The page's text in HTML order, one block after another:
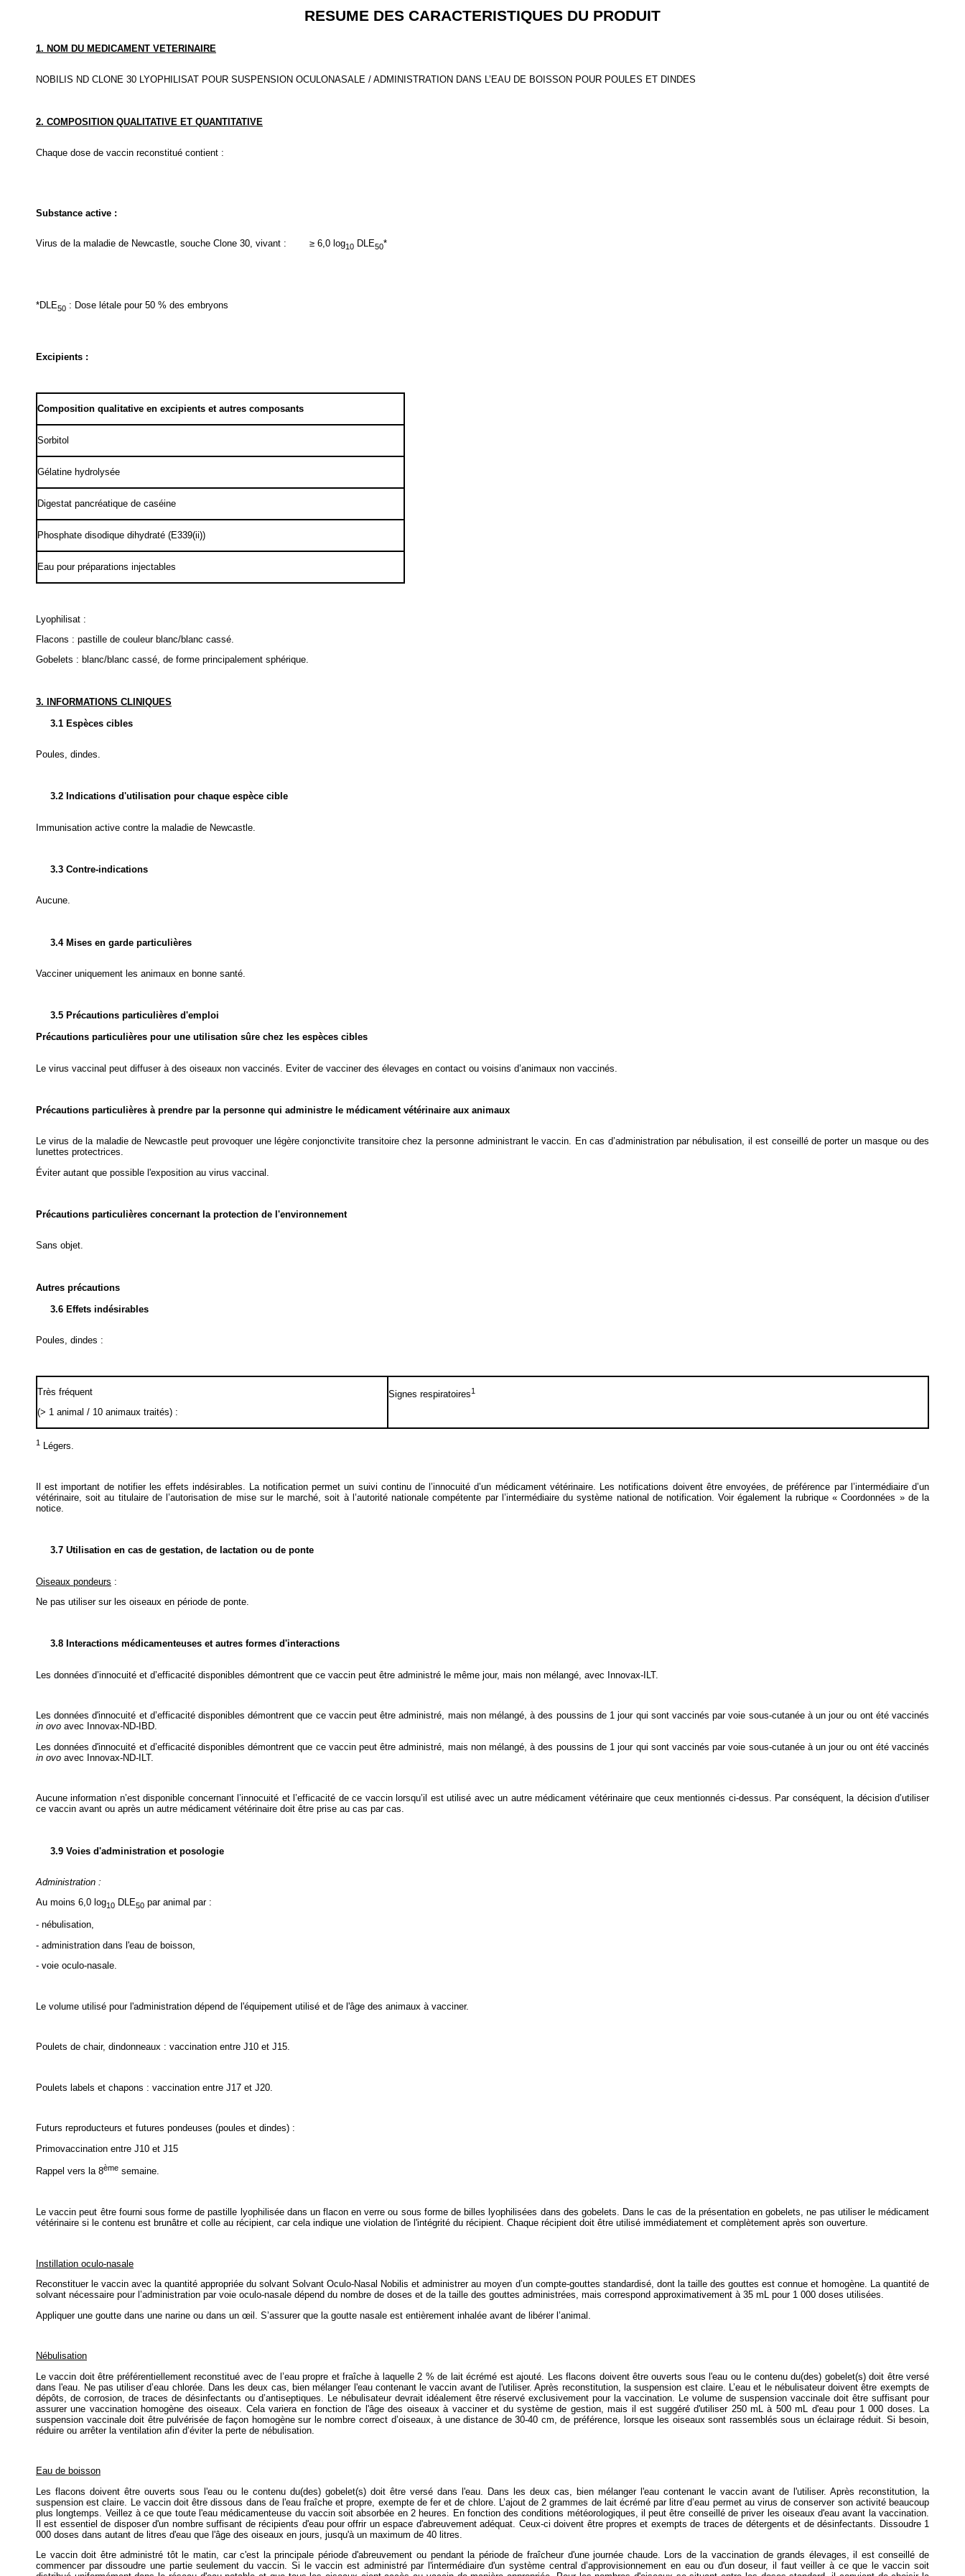
RESUME DES CARACTERISTIQUES DU PRODUIT
1. NOM DU MEDICAMENT VETERINAIRE
NOBILIS ND CLONE 30 LYOPHILISAT POUR SUSPENSION OCULONASALE / ADMINISTRATION DANS L’EAU DE BOISSON POUR POULES ET DINDES
2. COMPOSITION QUALITATIVE ET QUANTITATIVE
Chaque dose de vaccin reconstitué contient :
Substance active :
Virus de la maladie de Newcastle, souche Clone 30, vivant : ≥ 6,0 log10 DLE50*
*DLE50 : Dose létale pour 50 % des embryons
Excipients :
Composition qualitative en excipients et autres composants
Sorbitol
Gélatine hydrolysée
Digestat pancréatique de caséine
Phosphate disodique dihydraté (E339(ii))
Eau pour préparations injectables
Lyophilisat :
Flacons : pastille de couleur blanc/blanc cassé.
Gobelets : blanc/blanc cassé, de forme principalement sphérique.
3. INFORMATIONS CLINIQUES
3.1 Espèces cibles
Poules, dindes.
3.2 Indications d'utilisation pour chaque espèce cible
Immunisation active contre la maladie de Newcastle.
3.3 Contre-indications
Aucune.
3.4 Mises en garde particulières
Vacciner uniquement les animaux en bonne santé.
3.5 Précautions particulières d'emploi
Précautions particulières pour une utilisation sûre chez les espèces cibles
Le virus vaccinal peut diffuser à des oiseaux non vaccinés. Eviter de vacciner des élevages en contact ou voisins d’animaux non vaccinés.
Précautions particulières à prendre par la personne qui administre le médicament vétérinaire aux animaux
Le virus de la maladie de Newcastle peut provoquer une légère conjonctivite transitoire chez la personne administrant le vaccin. En cas d’administration par nébulisation, il est conseillé de porter un masque ou des
lunettes protectrices.
Éviter autant que possible l'exposition au virus vaccinal.
Précautions particulières concernant la protection de l'environnement
Sans objet.
Autres précautions
3.6 Effets indésirables
Poules, dindes :
Très fréquent
(> 1 animal / 10 animaux traités) :
Signes respiratoires1
1 Légers.
Il est important de notifier les effets indésirables. La notification permet un suivi continu de l’innocuité d’un médicament vétérinaire. Les notifications doivent être envoyées, de préférence par l’intermédiaire d’un
vétérinaire, soit au titulaire de l’autorisation de mise sur le marché, soit à l’autorité nationale compétente par l’intermédiaire du système national de notification. Voir également la rubrique « Coordonnées » de la
notice.
3.7 Utilisation en cas de gestation, de lactation ou de ponte
Oiseaux pondeurs :
Ne pas utiliser sur les oiseaux en période de ponte.
3.8 Interactions médicamenteuses et autres formes d'interactions
Les données d’innocuité et d’efficacité disponibles démontrent que ce vaccin peut être administré le même jour, mais non mélangé, avec Innovax-ILT.
Les données d'innocuité et d’efficacité disponibles démontrent que ce vaccin peut être administré, mais non mélangé, à des poussins de 1 jour qui sont vaccinés par voie sous-cutanée à un jour ou ont été vaccinés
in ovo avec Innovax-ND-IBD.
Les données d'innocuité et d’efficacité disponibles démontrent que ce vaccin peut être administré, mais non mélangé, à des poussins de 1 jour qui sont vaccinés par voie sous-cutanée à un jour ou ont été vaccinés
in ovo avec Innovax-ND-ILT.
Aucune information n’est disponible concernant l’innocuité et l’efficacité de ce vaccin lorsqu’il est utilisé avec un autre médicament vétérinaire que ceux mentionnés ci-dessus. Par conséquent, la décision d’utiliser
ce vaccin avant ou après un autre médicament vétérinaire doit être prise au cas par cas.
3.9 Voies d'administration et posologie
Administration :
Au moins 6,0 log10 DLE50 par animal par :
- nébulisation,
- administration dans l'eau de boisson,
- voie oculo-nasale.
Le volume utilisé pour l'administration dépend de l'équipement utilisé et de l'âge des animaux à vacciner.
Poulets de chair, dindonneaux : vaccination entre J10 et J15.
Poulets labels et chapons : vaccination entre J17 et J20.
Futurs reproducteurs et futures pondeuses (poules et dindes) :
Primovaccination entre J10 et J15
Rappel vers la 8ème semaine.
Le vaccin peut être fourni sous forme de pastille lyophilisée dans un flacon en verre ou sous forme de billes lyophilisées dans des gobelets. Dans le cas de la présentation en gobelets, ne pas utiliser le médicament
vétérinaire si le contenu est brunâtre et colle au récipient, car cela indique une violation de l'intégrité du récipient. Chaque récipient doit être utilisé immédiatement et complètement après son ouverture.
Instillation oculo-nasale
Reconstituer le vaccin avec la quantité appropriée du solvant Solvant Oculo-Nasal Nobilis et administrer au moyen d’un compte-gouttes standardisé, dont la taille des gouttes est connue et homogène. La quantité de
solvant nécessaire pour l’administration par voie oculo-nasale dépend du nombre de doses et de la taille des gouttes administrées, mais correspond approximativement à 35 mL pour 1 000 doses utilisées.
Appliquer une goutte dans une narine ou dans un œil. S’assurer que la goutte nasale est entièrement inhalée avant de libérer l’animal.
Nébulisation
Le vaccin doit être préférentiellement reconstitué avec de l’eau propre et fraîche à laquelle 2 % de lait écrémé est ajouté. Les flacons doivent être ouverts sous l'eau ou le contenu du(des) gobelet(s) doit être versé
dans l'eau. Ne pas utiliser d’eau chlorée. Dans les deux cas, bien mélanger l'eau contenant le vaccin avant de l'utiliser. Après reconstitution, la suspension est claire. L’eau et le nébulisateur doivent être exempts de
dépôts, de corrosion, de traces de désinfectants ou d’antiseptiques. Le nébulisateur devrait idéalement être réservé exclusivement pour la vaccination. Le volume de suspension vaccinale doit être suffisant pour
assurer une vaccination homogène des oiseaux. Cela variera en fonction de l'âge des oiseaux à vacciner et du système de gestion, mais il est suggéré d'utiliser 250 mL à 500 mL d'eau pour 1 000 doses. La
suspension vaccinale doit être pulvérisée de façon homogène sur le nombre correct d’oiseaux, à une distance de 30-40 cm, de préférence, lorsque les oiseaux sont rassemblés sous un éclairage réduit. Si besoin,
réduire ou arrêter la ventilation afin d’éviter la perte de nébulisation.
Eau de boisson
Les flacons doivent être ouverts sous l'eau ou le contenu du(des) gobelet(s) doit être versé dans l'eau. Dans les deux cas, bien mélanger l'eau contenant le vaccin avant de l'utiliser. Après reconstitution, la
suspension est claire. Le vaccin doit être dissous dans de l'eau fraîche et propre, exempte de fer et de chlore. L’ajout de 2 grammes de lait écrémé par litre d’eau permet au virus de conserver son activité beaucoup
plus longtemps. Veillez à ce que toute l'eau médicamenteuse du vaccin soit absorbée en 2 heures. En fonction des conditions météorologiques, il peut être conseillé de priver les oiseaux d'eau avant la vaccination.
Il est essentiel de disposer d'un nombre suffisant de récipients d'eau pour offrir un espace d'abreuvement adéquat. Ceux-ci doivent être propres et exempts de traces de détergents et de désinfectants. Dissoudre 1
000 doses dans autant de litres d'eau que l'âge des oiseaux en jours, jusqu'à un maximum de 40 litres.
Le vaccin doit être administré tôt le matin, car c'est la principale période d'abreuvement ou pendant la période de fraîcheur d'une journée chaude. Lors de la vaccination de grands élevages, il est conseillé de
commencer par dissoudre une partie seulement du vaccin. Si le vaccin est administré par l'intermédiaire d'un système central d’approvisionnement en eau ou d'un doseur, il faut veiller à ce que le vaccin soit